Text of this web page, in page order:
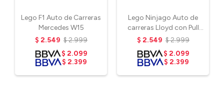
Lego F1 Auto de Carreras
Mercedes W15
$ 2.549 $2.999
$ 2.099
$ 2.399
Lego Ninjago Auto de
carreras Lloyd con Pull
Back
$ 2.549 $2.999
$ 2.099
$ 2.399